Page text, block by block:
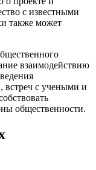
с известными
также может
взаимодействию
встреч с учеными и
общественности.